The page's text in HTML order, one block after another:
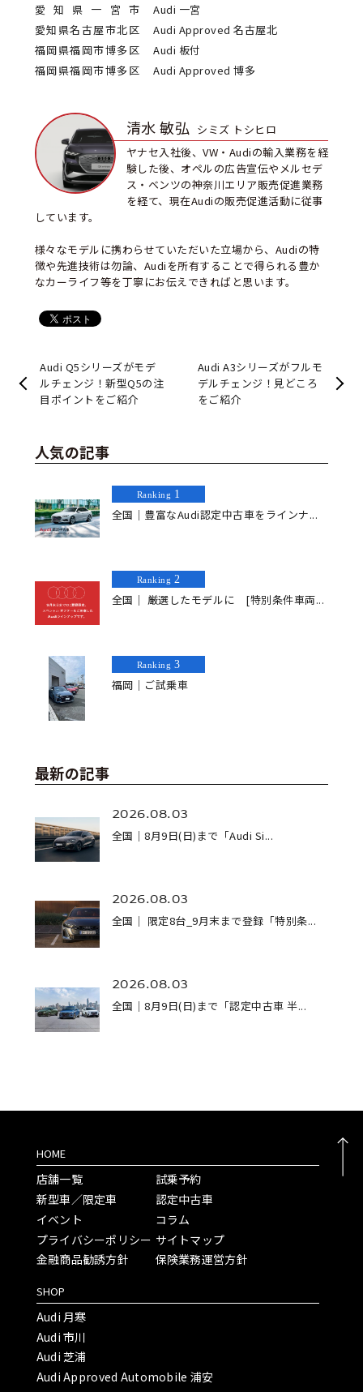
愛知県一宮市
Audi 一宮
愛知県名古屋市北区
Audi Approved 名古屋北
福岡県福岡市博多区
Audi 板付
福岡県福岡市博多区
Audi Approved 博多
清水 敏弘 シミズ トシヒロ
ヤナセ入社後、VW・Audiの輸入業務を経
験した後、オペルの広告宣伝やメルセデ
ス・ベンツの神奈川エリア販売促進業務
を経て、現在Audiの販売促進活動に従事
しています。
様々なモデルに携わらせていただいた立場から、Audiの特
徴や先進技術は勿論、Audiを所有することで得られる豊か
なカーライフ等を丁寧にお伝えできればと思います。
Audi Q5シリーズがモデ
ルチェンジ！新型Q5の注
目ポイントをご紹介
Audi A3シリーズがフルモ
デルチェンジ！見どころ
をご紹介
人気の記事
Ranking 1
全国｜豊富なAudi認定中古車をラインナ...
Ranking 2
全国｜ 厳選したモデルに [特別条件車両...
Ranking 3
福岡｜ご試乗車
最新の記事
2026.08.03
全国｜8月9日(日)まで「Audi Si...
2026.08.03
全国｜ 限定8台_9月末まで登録「特別条...
2026.08.03
全国｜8月9日(日)まで「認定中古車 半...
HOME
店舗一覧
新型車／限定車
イベント
プライバシーポリシー
金融商品勧誘方針
試乗予約
認定中古車
コラム
サイトマップ
保険業務運営方針
SHOP
Audi 月寒
Audi 市川
Audi 芝浦
Audi Approved Automobile 浦安